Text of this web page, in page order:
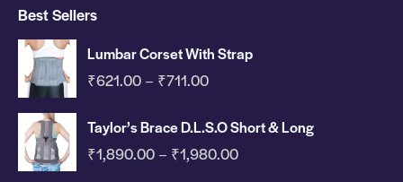
Best Sellers
Lumbar Corset With Strap
₹621.00 – ₹711.00
Taylor’s Brace D.L.S.O Short & Long
₹1,890.00 – ₹1,980.00